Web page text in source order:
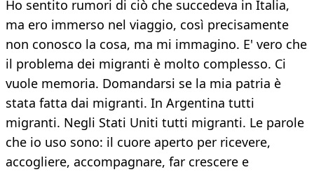
Ho sentito rumori di ciò che succedeva in Italia,
ma ero immerso nel viaggio, così precisamente
non conosco la cosa, ma mi immagino. E' vero che
il problema dei migranti è molto complesso. Ci
vuole memoria. Domandarsi se la mia patria è
stata fatta dai migranti. In Argentina tutti
migranti. Negli Stati Uniti tutti migranti. Le parole
che io uso sono: il cuore aperto per ricevere,
accogliere, accompagnare, far crescere e